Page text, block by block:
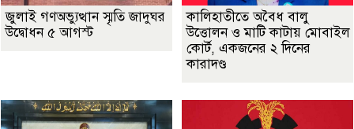
জুলাই গণঅভ্যুত্থান স্মৃতি জাদুঘর
উদ্বোধন ৫ আগস্ট
কালিহাতীতে অবৈধ বালু
উত্তোলন ও মাটি কাটায় মোবাইল
কোর্ট, একজনের ২ দিনের
কারাদণ্ড